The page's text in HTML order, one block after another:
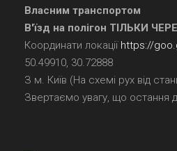
Власним транспортом
В'їзд на полігон ТІЛЬКИ
Координати локації https://
50.49910, 30.72888
З м. Київ (На схемі рух від
Звертаємо увагу, що остання